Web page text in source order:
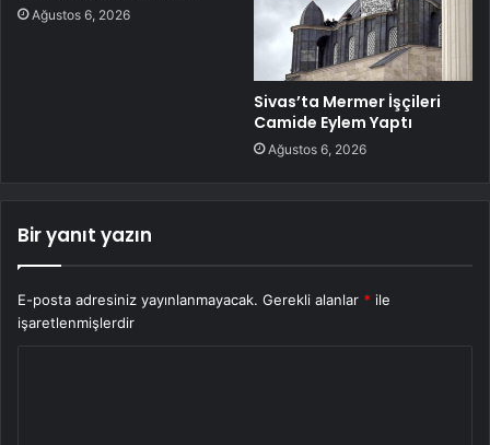
Ağustos 6, 2026
Sivas’ta Mermer İşçileri
Camide Eylem Yaptı
Ağustos 6, 2026
Bir yanıt yazın
E-posta adresiniz yayınlanmayacak. Gerekli alanlar * ile
işaretlenmişlerdir